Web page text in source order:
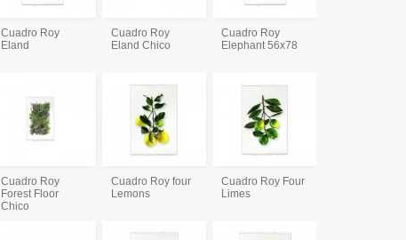
Cuadro Roy
Eland
Cuadro Roy
Eland Chico
Cuadro Roy
Elephant 56x78
Cuadro Roy
Forest Floor
Chico
Cuadro Roy four
Lemons
Cuadro Roy Four
Limes